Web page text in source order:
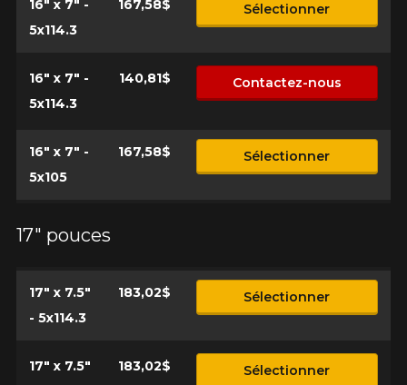
16" x 7" -
5x114.3
167,58$ Sélectionner
16" x 7" -
5x114.3
140,81$ Contactez-nous
16" x 7" -
5x105
167,58$ Sélectionner
17" pouces
17" x 7.5"
- 5x114.3
183,02$ Sélectionner
17" x 7.5"
183,02$ Sélectionner